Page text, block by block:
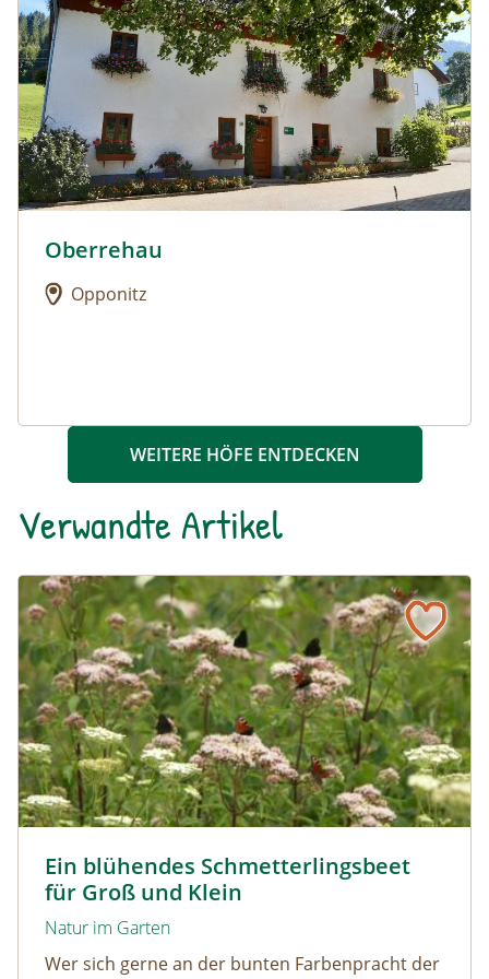
Urlaub am Bauernhof: Oberrehau
Oberrehau
Opponitz
WEITERE HÖFE ENTDECKEN
Verwandte Artikel
Ein blühendes Schmetterlingsbeet
für Groß und Klein
Natur im Garten
Wer sich gerne an der bunten Farbenpracht der
Ein blühendes Schmetterlingsbeet für Groß und Klein